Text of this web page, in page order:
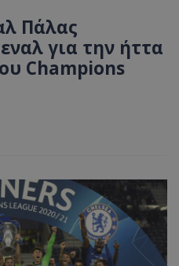
Πάλας
για την ήττα
Champions